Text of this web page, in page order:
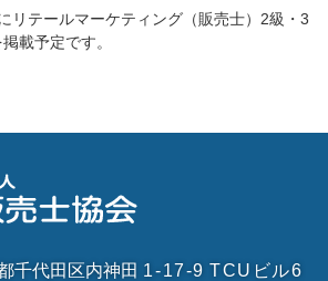
リテールマーケティング（販売士）2級・3
載予定です。
千代田区内神田 1-17-9 TCUビル6